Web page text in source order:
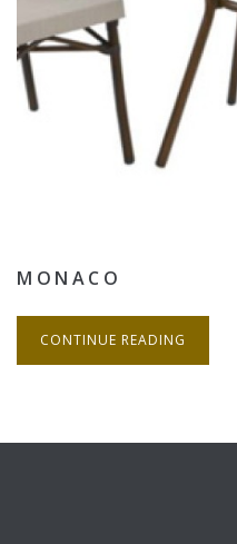
MONACO
CONTINUE READING